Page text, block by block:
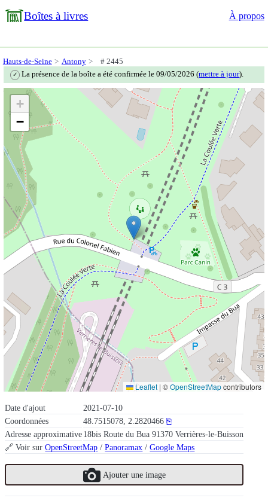
Boîtes à livres À propos
Hauts-de-Seine Antony # 2445
✓ La présence de la boîte a été confirmée le 09/05/2026 (mettre à jour).
Date d'ajout
2021-07-10
Coordonnées
48.7515078, 2.2820466 ⎘
Adresse approximative18bis Route du Bua 91370 Verrières-le-Buisson
🔗 Voir surOpenStreetMap /Panoramax /Google Maps
Ajouter une image
+
−
Leaflet | ©OpenStreetMapcontributors